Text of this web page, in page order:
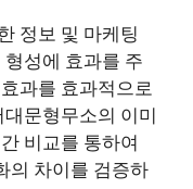
정보 및 마케팅
성에 효과를 주
과를 효과적으로
문형무소의 이미
비교를 통하여
의 차이를 검증하